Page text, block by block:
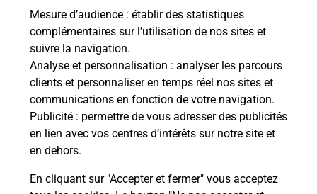
Mesure d’audience : établir des statistiques
complémentaires sur l’utilisation de nos sites et
suivre la navigation.
Analyse et personnalisation : analyser les parcours
clients et personnaliser en temps réel nos sites et
communications en fonction de votre navigation.
Publicité : permettre de vous adresser des publicités
en lien avec vos centres d’intérêts sur notre site et
en dehors.
En cliquant sur "Accepter et fermer" vous acceptez
Foire aux questions
Quel âge minimum faut-il pour
passer le permis bateau ?
Combien coûte le code bateau ?